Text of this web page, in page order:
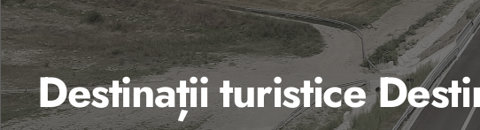
Destinații turistice